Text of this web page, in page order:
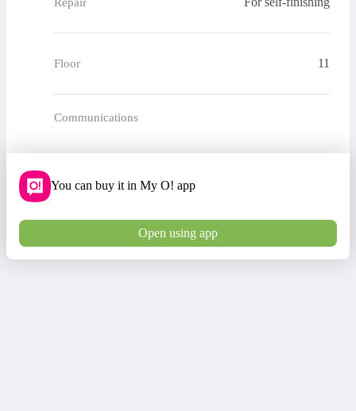
Floor 11
Communications
You can buy it in My O! app
Open using app